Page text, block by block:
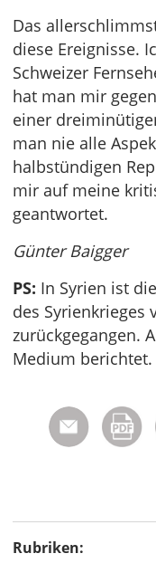
Das
diese Ereignisse.
Schweizer
hat man mir
einer
man nie alle
halbstündigen
mir auf meine
geantwortet.
Günter Baigger
PS: In Syrien ist
des Syrienkrieges
zurückgegangen.
Medium berichtet.
Rubriken: